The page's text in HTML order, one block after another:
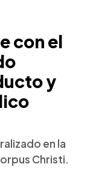
con el
y
en la
Christi.